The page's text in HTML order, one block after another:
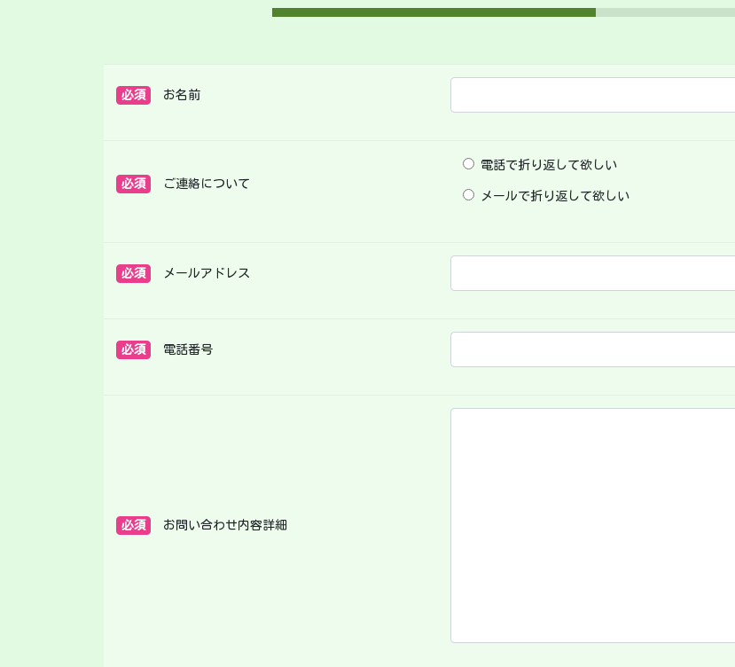
必須 お名前
必須 ご連絡について
電話で折り返して欲しい
メールで折り返して欲しい
必須 メールアドレス
必須 電話番号
必須 お問い合わせ内容詳細